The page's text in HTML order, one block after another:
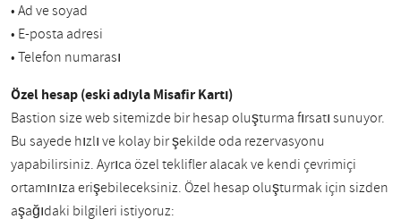
• Ad ve soyad
• E-posta adresi
• Telefon numarası
Özel hesap (eski adıyla Misafir Kartı)
Bastion size web sitemizde bir hesap oluşturma fırsatı sunuyor.
Bu sayede hızlı ve kolay bir şekilde oda rezervasyonu
yapabilirsiniz. Ayrıca özel teklifler alacak ve kendi çevrimiçi
ortamınıza erişebileceksiniz. Özel hesap oluşturmak için sizden
aşağıdaki bilgileri istiyoruz: